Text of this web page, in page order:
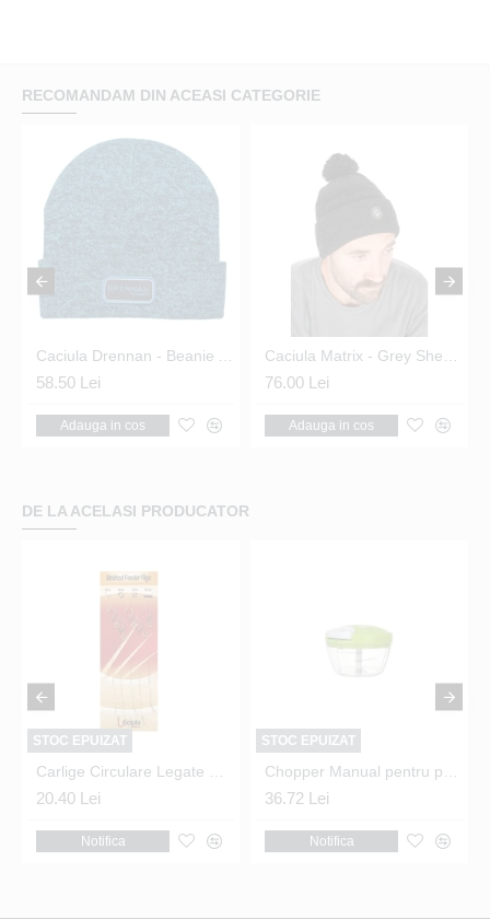
RECOMANDAM DIN ACEASI CATEGORIE
58.50 Lei
Adauga in cos
76.00 Lei
Adauga in cos
DE LA ACELASI PRODUCATOR
STOC EPUIZAT
20.40 Lei
Notifica
STOC EPUIZAT
36.72 Lei
Notifica